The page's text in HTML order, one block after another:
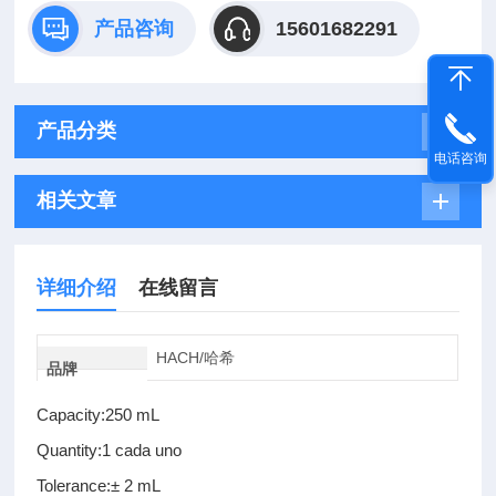
产品咨询 15601682291
产品分类
相关文章
详细介绍 在线留言
品牌
HACH/哈希
Capacity:250 mL
Quantity:1 cada uno
Tolerance:± 2 mL
电话咨询